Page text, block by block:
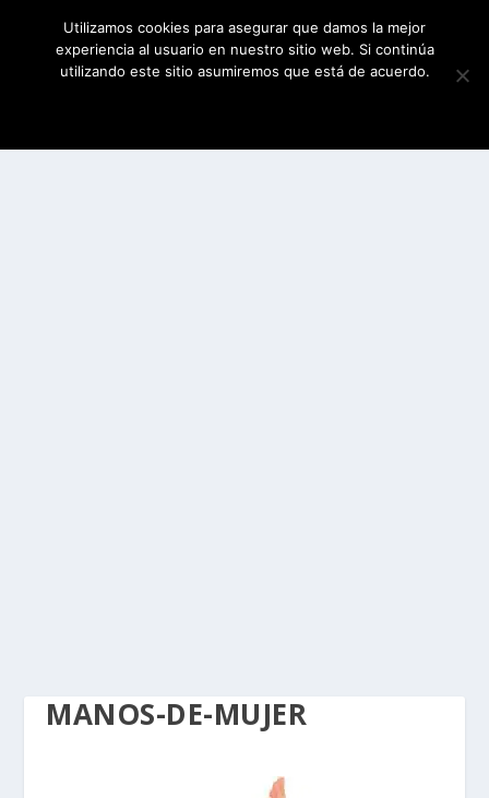
MANOS-DE-MUJER
Utilizamos cookies para asegurar que damos la mejor
experiencia al usuario en nuestro sitio web. Si continúa
utilizando este sitio asumiremos que está de acuerdo.